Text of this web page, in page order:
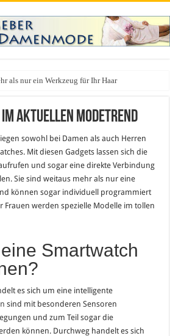
als nur ein Werkzeug für Ihr Haar
aktuellen Modetrend
sowohl bei Damen als auch Herren
Mit diesen Gadgets lassen sich die
und sogar eine direkte Verbindung
Sie sind weitaus mehr als nur eine
können sogar individuell programmiert
Frauen werden spezielle Modelle im tollen
Smartwatch
es sich um eine intelligente
sind mit besonderen Sensoren
und zum Teil sogar die
können. Durchweg handelt es sich